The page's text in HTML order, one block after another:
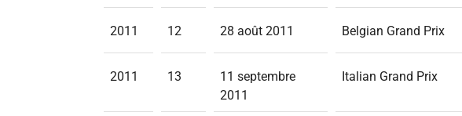
2011 12 28 août 2011 Belgian Grand Prix
2011 13
11 septembre
2011
Italian Grand Prix